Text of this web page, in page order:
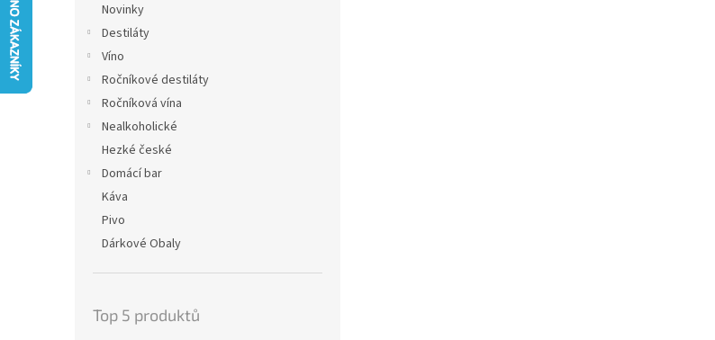
Novinky
Destiláty
Víno
Ročníkové destiláty
Ročníková vína
Nealkoholické
Hezké české
Domácí bar
Káva
Pivo
Dárkové Obaly
Top 5 produktů